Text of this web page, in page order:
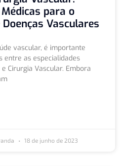
para o
Vasculares
vascular, é importante
entre as especialidades
Cirurgia Vascular. Embora
18 de junho de 2023